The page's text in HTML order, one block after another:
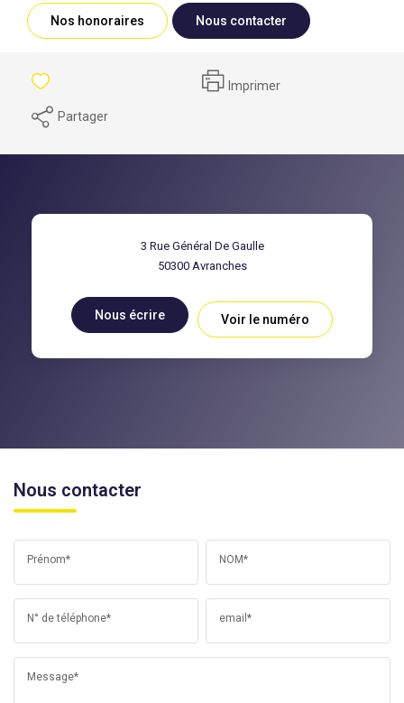
Nos honoraires Nous contacter
Imprimer
Partager
3 Rue Général De Gaulle
50300 Avranches
Nous écrire Voir le numéro
Nous contacter
Prénom* NOM*
N° de téléphone* email*
Message*